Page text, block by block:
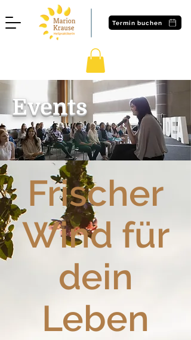
Termin buchen
Events
Frischer
Wind für
dein
Leben